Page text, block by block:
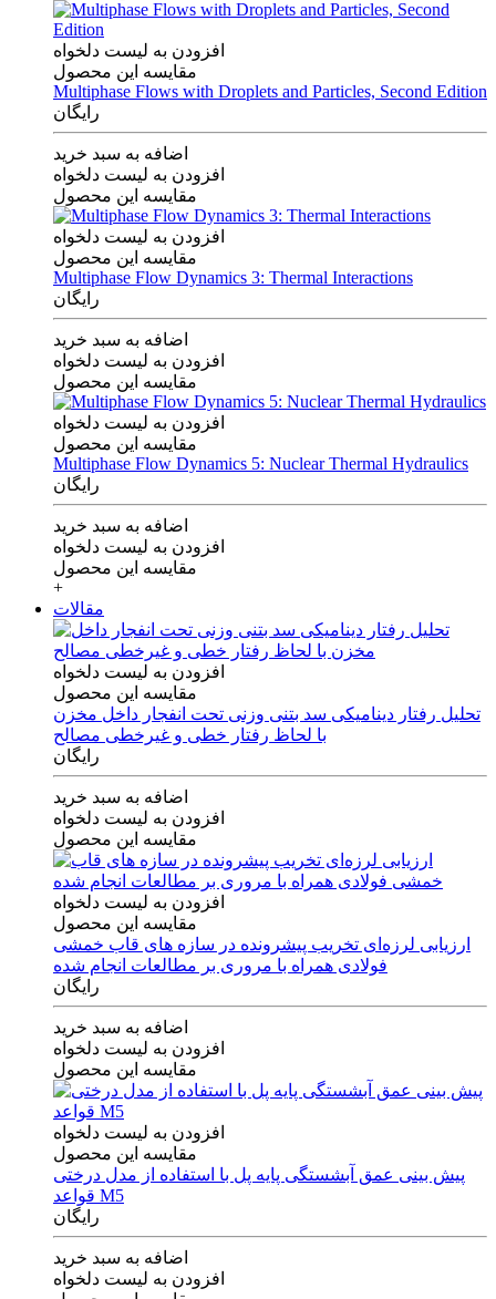
افزودن به لیست دلخواه
مقایسه این محصول
Multiphase Flows with Droplets and Particles, Second Edition
رایگان
اضافه به سبد خرید
افزودن به لیست دلخواه
مقایسه این محصول
افزودن به لیست دلخواه
مقایسه این محصول
Multiphase Flow Dynamics 3: Thermal Interactions
رایگان
اضافه به سبد خرید
افزودن به لیست دلخواه
مقایسه این محصول
افزودن به لیست دلخواه
مقایسه این محصول
Multiphase Flow Dynamics 5: Nuclear Thermal Hydraulics
رایگان
اضافه به سبد خرید
افزودن به لیست دلخواه
مقایسه این محصول
+
مقالات
افزودن به لیست دلخواه
مقایسه این محصول
تحلیل رفتار دینامیکی سد بتنی وزنی تحت انفجار داخل مخزن
با لحاظ رفتار خطی و غیرخطی مصالح
رایگان
اضافه به سبد خرید
افزودن به لیست دلخواه
مقایسه این محصول
افزودن به لیست دلخواه
مقایسه این محصول
ارزیابی لرزه‌ای تخریب پیشرونده در سازه های قاب خمشی
فولادی همراه با مروری بر مطالعات انجام شده
رایگان
اضافه به سبد خرید
افزودن به لیست دلخواه
مقایسه این محصول
افزودن به لیست دلخواه
مقایسه این محصول
پیش بینی عمق آبشستگی پایه پل با استفاده از مدل درختی
قواعد M5
رایگان
اضافه به سبد خرید
افزودن به لیست دلخواه